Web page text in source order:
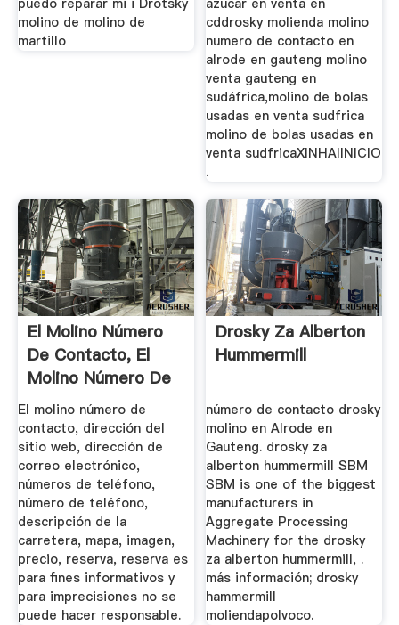
puedo reparar mi i Drotsky
molino de molino de
martillo
azucar en venta en
cddrosky molienda molino
numero de contacto en
alrode en gauteng molino
venta gauteng en
sudáfrica,molino de bolas
usadas en venta sudfrica
molino de bolas usadas en
venta sudfricaXINHAIINICIO
.
El Molino Número
De Contacto, El
Molino Número De
...
El molino número de
contacto, dirección del
sitio web, dirección de
correo electrónico,
números de teléfono,
número de teléfono,
descripción de la
carretera, mapa, imagen,
precio, reserva, reserva es
para fines informativos y
para imprecisiones no se
puede hacer responsable.
Drosky Za Alberton
Hummermill
número de contacto drosky
molino en Alrode en
Gauteng. drosky za
alberton hummermill SBM
SBM is one of the biggest
manufacturers in
Aggregate Processing
Machinery for the drosky
za alberton hummermill, .
más información; drosky
hammermill
moliendapolvoco.